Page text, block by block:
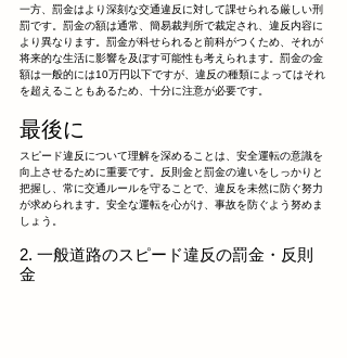
一方、罰金はより深刻な交通違反に対して課せられる厳しい刑
罰です。罰金の額は通常、簡易裁判所で裁定され、違反内容に
より異なります。罰金が科せられると前科がつくため、それが
将来的な生活に影響を及ぼす可能性も考えられます。罰金の金
額は一般的には10万円以下ですが、違反の種類によってはそれ
を超えることもあるため、十分に注意が必要です。
最後に
スピード違反について理解を深めることは、安全運転の意識を
向上させるために重要です。反則金と罰金の違いをしっかりと
把握し、常に交通ルールを守ることで、違反を未然に防ぐ努力
が求められます。安全な運転を心がけ、事故を防ぐよう努めま
しょう。
2. 一般道路のスピード違反の罰金・反則
金